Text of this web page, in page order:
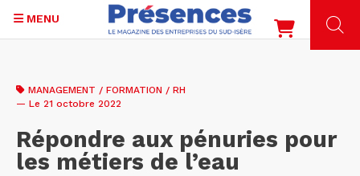
contenu
MENU
MANAGEMENT / FORMATION / RH
— Le 21 octobre 2022
Répondre aux pénuries pour
les métiers de l’eau